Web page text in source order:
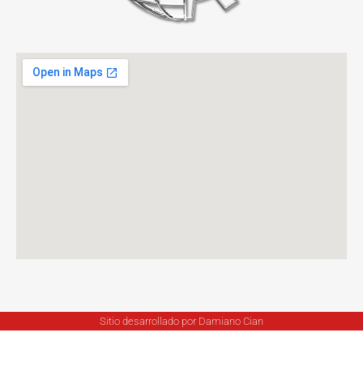
Sitio desarrollado por Damiano Cian